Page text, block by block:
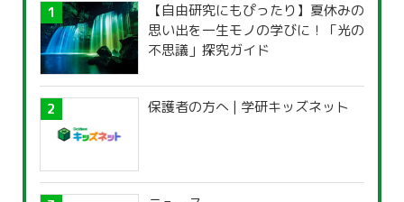
【自由研究にもぴったり】夏休みの
思い出を一生モノの学びに！「光の
不思議」探究ガイド
保護者の方へ | 学研キッズネット